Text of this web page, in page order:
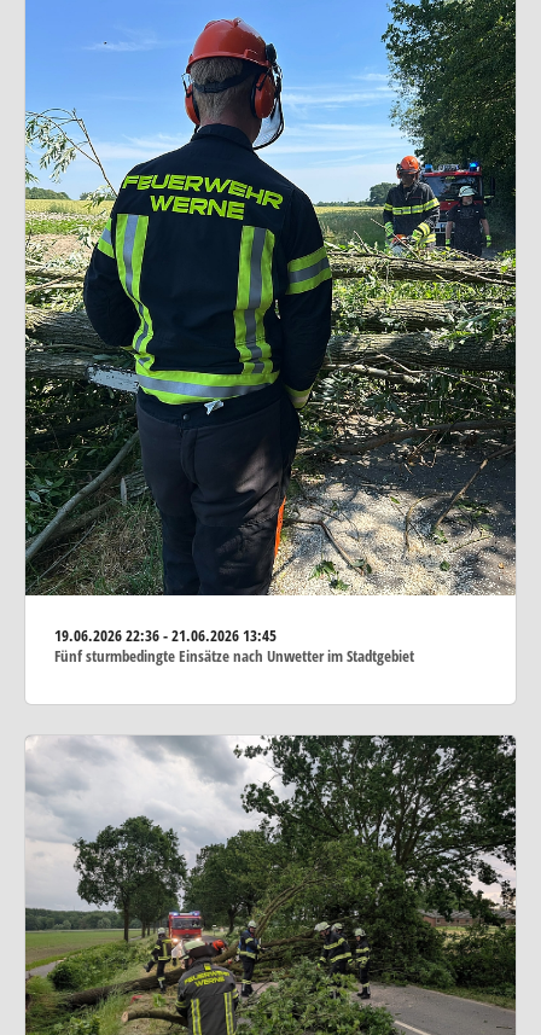
19.06.202622:36 - 21.06.2026 13:45
Fünf sturmbedingte Einsätze nach Unwetter im Stadtgebiet